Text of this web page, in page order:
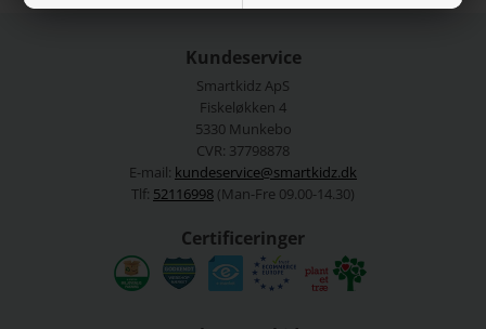
Kundeservice
Smartkidz ApS
Fiskeløkken 4
5330 Munkebo
CVR: 37798878
E-mail: kundeservice@smartkidz.dk
Tlf: 52116998 (Man-Fre 09.00-14.30)
Certificeringer